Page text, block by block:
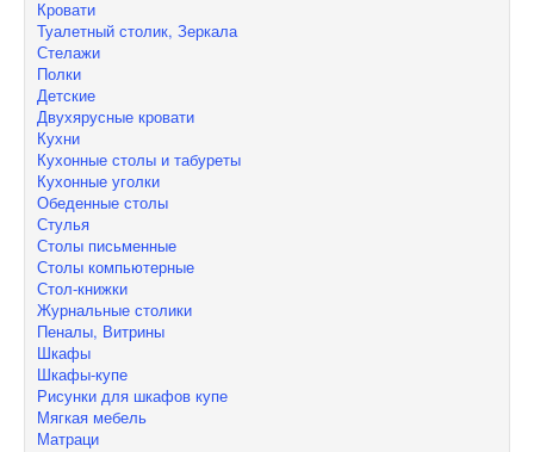
Кровати
Туалетный столик, Зеркала
Стелажи
Полки
Детские
Двухярусные кровати
Кухни
Кухонные столы и табуреты
Кухонные уголки
Обеденные столы
Стулья
Столы письменные
Столы компьютерные
Стол-книжки
Журнальные столики
Пеналы, Витрины
Шкафы
Шкафы-купе
Рисунки для шкафов купе
Мягкая мебель
Матраци